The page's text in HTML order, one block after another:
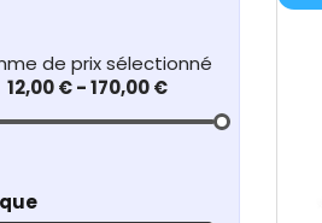
12,00 € - 170,00 €